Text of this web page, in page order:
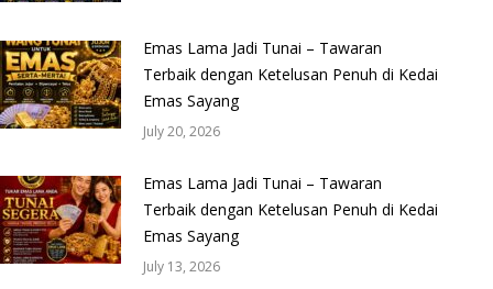
Emas Lama Jadi Tunai – Tawaran
Terbaik dengan Ketelusan Penuh di Kedai
Emas Sayang
July 20, 2026
Emas Lama Jadi Tunai – Tawaran
Terbaik dengan Ketelusan Penuh di Kedai
Emas Sayang
July 13, 2026